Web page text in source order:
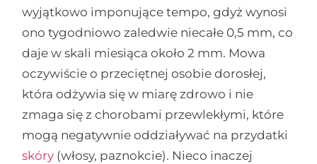
wyjątkowo imponujące tempo, gdyż wynosi
ono tygodniowo zaledwie niecałe 0,5 mm, co
daje w skali miesiąca około 2 mm. Mowa
oczywiście o przeciętnej osobie dorosłej,
która odżywia się w miarę zdrowo i nie
zmaga się z chorobami przewlekłymi, które
mogą negatywnie oddziaływać na przydatki
skóry (włosy, paznokcie). Nieco inaczej